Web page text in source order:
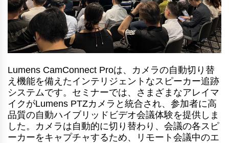
Lumens CamConnect Proは、カメラの自動切り替
え機能を備えたインテリジェントなスピーカー追跡
システムです。セミナーでは、さまざまなアレイマ
イクがLumens PTZカメラと統合され、参加者に高
品質の自動ハイブリッドビデオ会議体験を提供しま
した。カメラは自動的に切り替わり、会議の各スピ
ーカーをキャプチャするため、リモート会議中のエ